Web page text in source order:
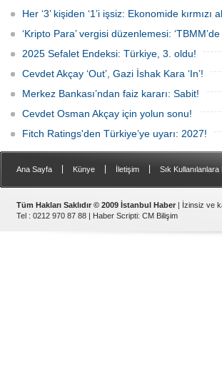
Her ‘3’ kişiden ‘1’i işsiz: Ekonomide kırmızı
‘Kripto Para’ vergisi düzenlemesi:
2025 Sefalet Endeksi: Türkiye, 3. oldu!
Cevdet Akçay ‘Out’, Gazi İshak Kara ‘In’!
Merkez Bankası’ndan faiz kararı: Sabit!
Cevdet Osman Akçay için yolun sonu!
Fitch Ratings'den Türkiye’ye uyarı: 2027!
Ana Sayfa Künye İletişim Sık Kullanılanlara
Tüm Hakları Saklıdır © 2009 İstanbul Haber | İzinsiz ve
Tel : 0212 970 87 88 | Haber Scripti: CM Bilişim